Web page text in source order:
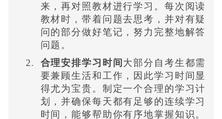
来，再对照教材进行学习。每次阅读
教材时，带着问题去思考，并对有疑
问的部分做好笔记，努力完整地解答
问题。
合理安排学习时间大部分自考生都需
要兼顾生活和工作，因此学习时间显
得尤为宝贵。制定一个合理的学习计
划，并确保每天都有足够的连续学习
时间，能够帮助你有序地掌握知识。